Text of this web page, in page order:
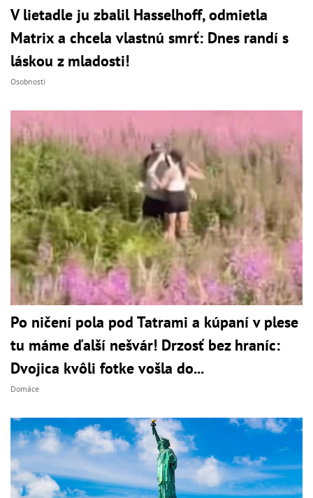
V lietadle ju zbalil Hasselhoff, odmietla
Matrix a chcela vlastnú smrť: Dnes randí s
láskou z mladosti!
Osobnosti
Po ničení pola pod Tatrami a kúpaní v plese
tu máme ďalší nešvár! Drzosť bez hraníc:
Dvojica kvôli fotke vošla do...
Domáce